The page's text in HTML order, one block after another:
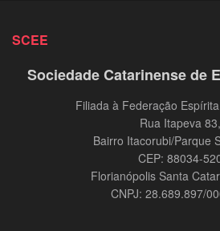
SCEE
Sociedade Catarinense de
Filiada à Federação
Rua Itapeva 83,
Bairro Itacorubi/Parque
CEP: 88034-
Florianópolis Santa
CNPJ: 28.689.897/